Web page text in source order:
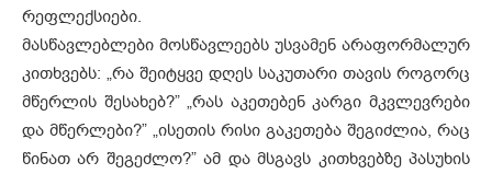
რეფლექსიები.
მასწავლებლები მოსწავლეებს უსვამენ არაფორმალურ
კითხვებს: „რა შეიტყვე დღეს საკუთარი თავის როგორც
მწერლის შესახებ?” „რას აკეთებენ კარგი მკვლევრები
და მწერლები?” „ისეთის რისი გაკეთება შეგიძლია, რაც
წინათ არ შეგეძლო?” ამ და მსგავს კითხვებზე პასუხის